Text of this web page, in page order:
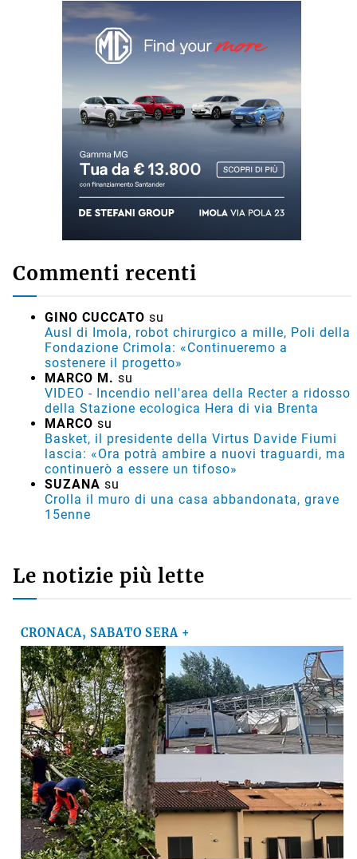
Commenti recenti
GINO CUCCATO su
Ausl di Imola, robot chirurgico a mille, Poli della
Fondazione Crimola: «Continueremo a
sostenere il progetto»
MARCO M. su
VIDEO - Incendio nell'area della Recter a ridosso
della Stazione ecologica Hera di via Brenta
MARCO su
Basket, il presidente della Virtus Davide Fiumi
lascia: «Ora potrà ambire a nuovi traguardi, ma
continuerò a essere un tifoso»
SUZANA su
Crolla il muro di una casa abbandonata, grave
15enne
Le notizie più lette
CRONACA, SABATO SERA +